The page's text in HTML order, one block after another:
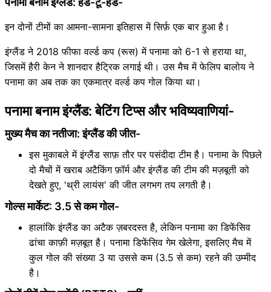
इन दोनों टीमों का आमना-सामना इतिहास में सिर्फ़ एक बार हुआ है।
इंग्लैंड ने 2018 फीफा वर्ल्ड कप (रूस) में पनामा को 6-1 से हराया था,
जिसमें हैरी केन ने शानदार हैट्रिक लगाई थी। उस मैच में फेलिप बालोय ने
पनामा का अब तक का एकमात्र वर्ल्ड कप गोल किया था।
पनामा बनाम इंग्लैंड: बेटिंग टिप्स और भविष्यवाणियां-
मुख्य मैच का नतीजा: इंग्लैंड की जीत-
इस मुकाबले में इंग्लैंड साफ़ तौर पर पसंदीदा टीम है। पनामा के पिछले
दो मैचों में खराब अटैकिंग फ़ॉर्म और इंग्लैंड की टीम की मज़बूती को
देखते हुए, 'थ्री लायंस' की जीत लगभग तय लगती है।
गोल्स मार्केट: 3.5 से कम गोल-
हालांकि इंग्लैंड का अटैक ज़बरदस्त है, लेकिन पनामा का डिफेंसिव
ढांचा काफ़ी मज़बूत है। पनामा डिफेंसिव गेम खेलेगा, इसलिए मैच में
कुल गोल की संख्या 3 या उससे कम (3.5 से कम) रहने की उम्मीद
है।